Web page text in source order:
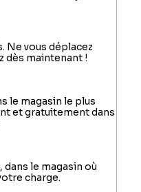
Ne vous déplacez
dès maintenant !
le magasin le plus
et gratuitement dans
dans le magasin où
charge.